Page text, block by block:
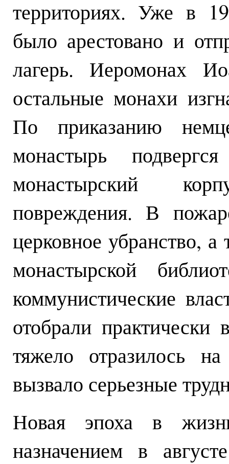
территориях. Уже в
было арестовано и
лагерь. Иеромонах
остальные монахи
По приказанию
монастырь
монастырский
повреждения. В
церковное убранство,
монастырской
коммунистические
отобрали
тяжело отразилось
вызвало серьезные
Новая эпоха в
назначением в